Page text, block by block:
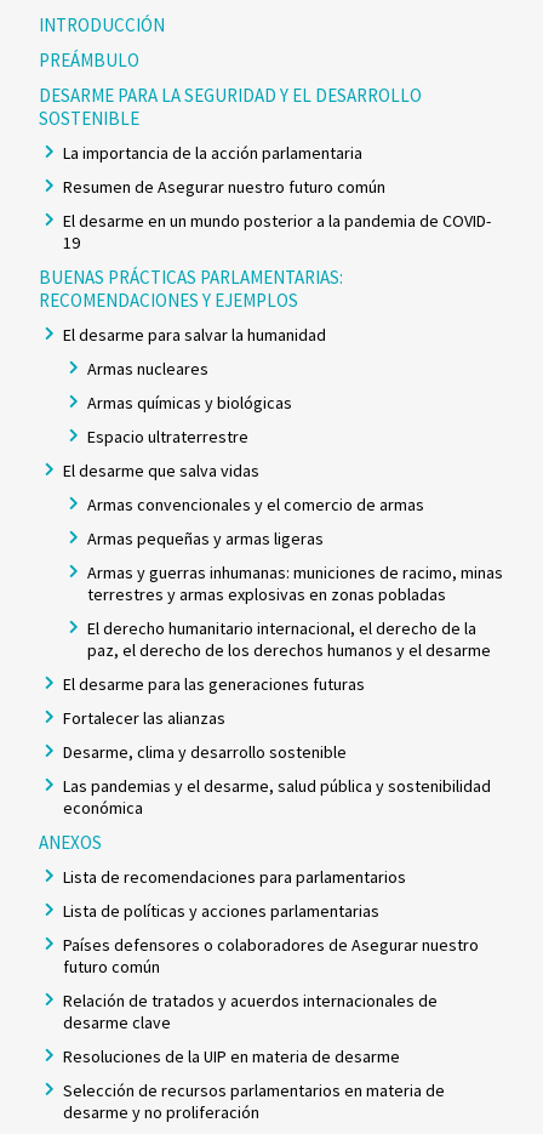
INTRODUCCIÓN
PREÁMBULO
DESARME PARA LA SEGURIDAD Y EL DESARROLLO
SOSTENIBLE
La importancia de la acción parlamentaria
Resumen de Asegurar nuestro futuro común
El desarme en un mundo posterior a la pandemia de COVID-
19
BUENAS PRÁCTICAS PARLAMENTARIAS:
RECOMENDACIONES Y EJEMPLOS
El desarme para salvar la humanidad
Armas nucleares
Armas químicas y biológicas
Espacio ultraterrestre
El desarme que salva vidas
Armas convencionales y el comercio de armas
Armas pequeñas y armas ligeras
Armas y guerras inhumanas: municiones de racimo, minas
terrestres y armas explosivas en zonas pobladas
El derecho humanitario internacional, el derecho de la
paz, el derecho de los derechos humanos y el desarme
El desarme para las generaciones futuras
Fortalecer las alianzas
Desarme, clima y desarrollo sostenible
Las pandemias y el desarme, salud pública y sostenibilidad
económica
ANEXOS
Lista de recomendaciones para parlamentarios
Lista de políticas y acciones parlamentarias
Países defensores o colaboradores de Asegurar nuestro
futuro común
Relación de tratados y acuerdos internacionales de
desarme clave
Resoluciones de la UIP en materia de desarme
Selección de recursos parlamentarios en materia de
desarme y no proliferación